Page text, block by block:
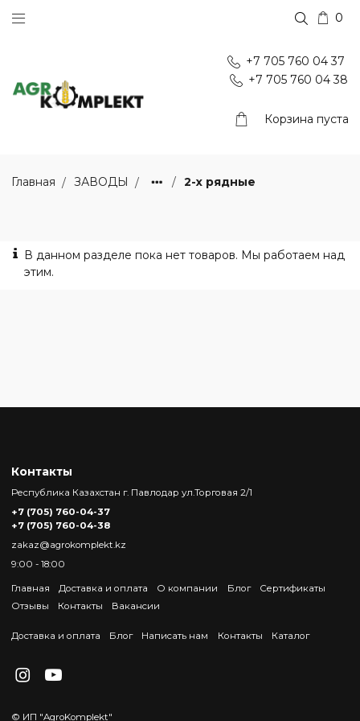
0
+7 705 760 04 37
+7 705 760 04 38
Корзина пуста
Главная ЗАВОДЫ 2-х рядные
В данном разделе пока нет товаров. Мы работаем над
этим.
Главная Доставка и оплата О компании Блог
Сертификаты
Отзывы
Контакты Вакансии
Доставка и оплата Блог Написать нам Контакты Каталог
Контакты
Республика Казахстан г. Павлодар ул.Торговая 2/1
+7 (705) 760-04-37
+7 (705) 760-04-38
zakaz@agrokomplekt.kz
9:00 - 18:00
© ИП "AgroKomplekt"